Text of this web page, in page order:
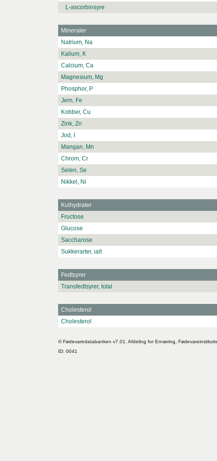
L-ascorbinsyre
Mineraler
Natrium, Na
Kalium, K
Calcium, Ca
Magnesium, Mg
Phosphor, P
Jern, Fe
Kobber, Cu
Zink, Zn
Jod, I
Mangan, Mn
Chrom, Cr
Selen, Se
Nikkel, Ni
Kulhydrater
Fructose
Glucose
Saccharose
Sukkerarter, ialt
Fedtsyrer
Transfedtsyrer, total
Cholesterol
Cholesterol
© Fødevaredatabanken v7.01. Afdeling for Ernæring,
ID: 0041